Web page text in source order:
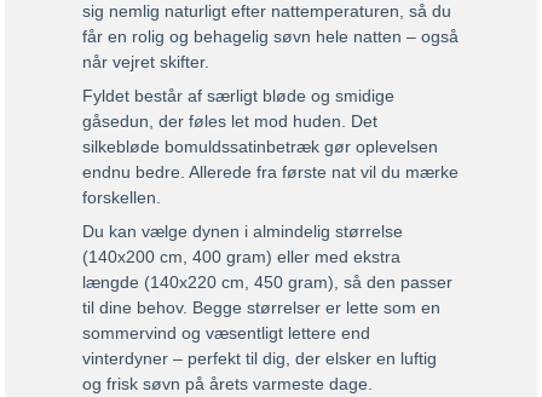
sig nemlig naturligt efter nattemperaturen, så du
får en rolig og behagelig søvn hele natten – også
når vejret skifter.
Fyldet består af særligt bløde og smidige
gåsedun, der føles let mod huden. Det
silkebløde bomuldssatinbetræk gør oplevelsen
endnu bedre. Allerede fra første nat vil du mærke
forskellen.
Du kan vælge dynen i almindelig størrelse
(140x200 cm, 400 gram) eller med ekstra
længde (140x220 cm, 450 gram), så den passer
til dine behov. Begge størrelser er lette som en
sommervind og væsentligt lettere end
vinterdyner – perfekt til dig, der elsker en luftig
og frisk søvn på årets varmeste dage.